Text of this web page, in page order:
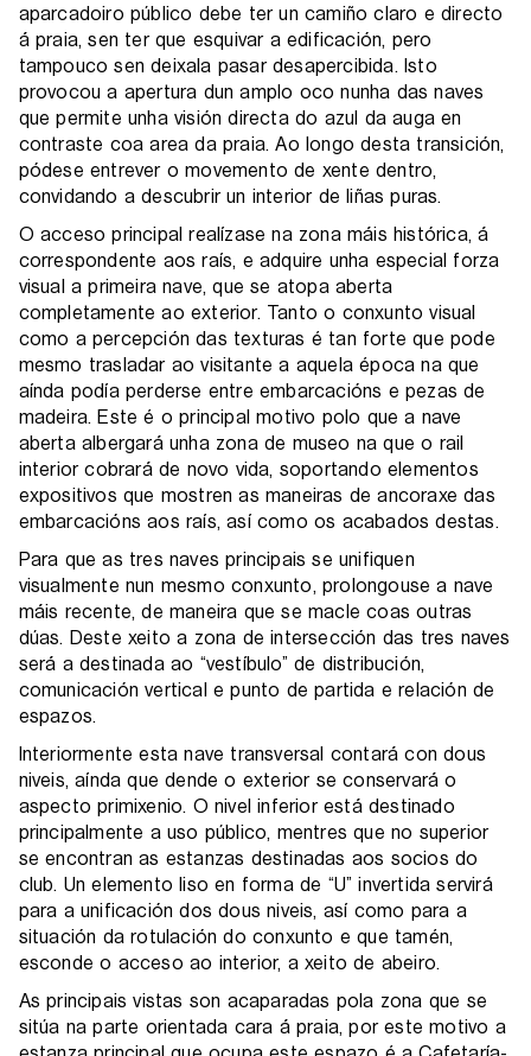
aparcadoiro público debe ter un camiño claro e directo
á praia, sen ter que esquivar a edificación, pero
tampouco sen deixala pasar desapercibida. Isto
provocou a apertura dun amplo oco nunha das naves
que permite unha visión directa do azul da auga en
contraste coa area da praia. Ao longo desta transición,
pódese entrever o movemento de xente dentro,
convidando a descubrir un interior de liñas puras.
O acceso principal realízase na zona máis histórica, á
correspondente aos raís, e adquire unha especial forza
visual a primeira nave, que se atopa aberta
completamente ao exterior. Tanto o conxunto visual
como a percepción das texturas é tan forte que pode
mesmo trasladar ao visitante a aquela época na que
aínda podía perderse entre embarcacións e pezas de
madeira. Este é o principal motivo polo que a nave
aberta albergará unha zona de museo na que o rail
interior cobrará de novo vida, soportando elementos
expositivos que mostren as maneiras de ancoraxe das
embarcacións aos raís, así como os acabados destas.
Para que as tres naves principais se unifiquen
visualmente nun mesmo conxunto, prolongouse a nave
máis recente, de maneira que se macle coas outras
dúas. Deste xeito a zona de intersección das tres naves
será a destinada ao “vestíbulo” de distribución,
comunicación vertical e punto de partida e relación de
espazos.
Interiormente esta nave transversal contará con dous
niveis, aínda que dende o exterior se conservará o
aspecto primixenio. O nivel inferior está destinado
principalmente a uso público, mentres que no superior
se encontran as estanzas destinadas aos socios do
club. Un elemento liso en forma de “U” invertida servirá
para a unificación dos dous niveis, así como para a
situación da rotulación do conxunto e que tamén,
esconde o acceso ao interior, a xeito de abeiro.
As principais vistas son acaparadas pola zona que se
sitúa na parte orientada cara á praia, por este motivo a